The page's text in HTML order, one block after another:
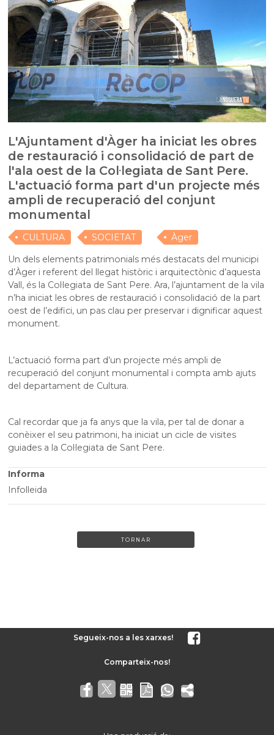
L'Ajuntament d'Àger ha iniciat les obres
de restauració i consolidació de part de
l'ala oest de la Col·legiata de Sant Pere.
L'actuació forma part d'un projecte més
ampli de recuperació del conjunt
monumental
CULTURA SOCIETAT
Àger
Un dels elements patrimonials més destacats del municipi
d’Àger i referent del llegat històric i arquitectònic d’aquesta
Vall, és la Col·legiata de Sant Pere. Ara, l’ajuntament de la vila
n’ha iniciat les obres de restauració i consolidació de la part
oest de l’edifici, un pas clau per preservar i dignificar aquest
monument.
L’actuació forma part d’un projecte més ampli de
recuperació del conjunt monumental i compta amb ajuts
del departament de Cultura.
Cal recordar que ja fa anys que la vila, per tal de donar a
conèixer el seu patrimoni, ha iniciat un cicle de visites
guiades a la Col·legiata de Sant Pere.
Informa
Infolleida
TORNAR
Segueix-nos a les xarxes!